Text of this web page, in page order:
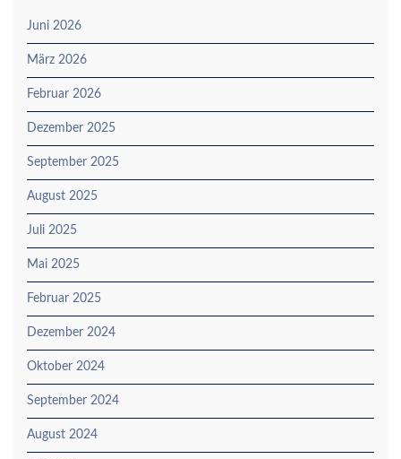
Juni 2026
März 2026
Februar 2026
Dezember 2025
September 2025
August 2025
Juli 2025
Mai 2025
Februar 2025
Dezember 2024
Oktober 2024
September 2024
August 2024